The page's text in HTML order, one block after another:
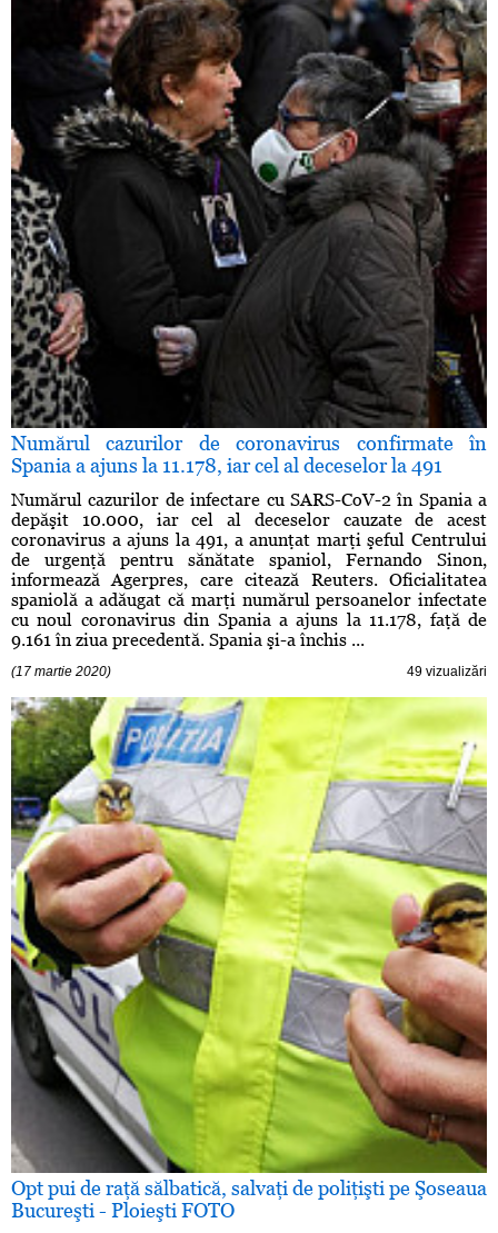
Numărul cazurilor de coronavirus confirmate în
Spania a ajuns la 11.178, iar cel al deceselor la 491
Numărul cazurilor de infectare cu SARS-CoV-2 în Spania a
depăşit 10.000, iar cel al deceselor cauzate de acest
coronavirus a ajuns la 491, a anunţat marţi şeful Centrului
de urgenţă pentru sănătate spaniol, Fernando Sinon,
informează Agerpres, care citează Reuters. Oficialitatea
spaniolă a adăugat că marţi numărul persoanelor infectate
cu noul coronavirus din Spania a ajuns la 11.178, faţă de
9.161 în ziua precedentă. Spania şi-a închis ...
(17 martie 2020) 49 vizualizări
Opt pui de raţă sălbatică, salvaţi de poliţişti pe Şoseaua
Bucureşti - Ploieşti FOTO